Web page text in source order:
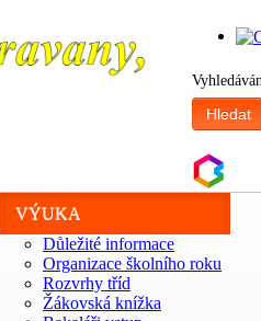
Hledat
VÝUKA
Důležité informace
Organizace školního roku
Rozvrhy tříd
Žákovská knížka